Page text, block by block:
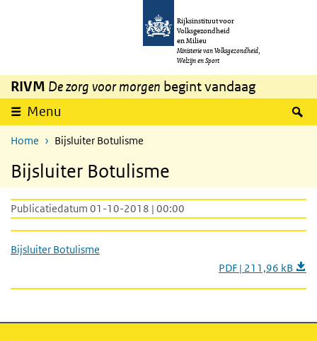
Overslaan en naar de inhoud gaan
Rijksinstituut voor
Volksgezondheid
en Milieu
Ministerie van Volksgezondheid,
Welzijn en Sport
RIVM De zorg voor morgen begint vandaag
Menu
Home Bijsluiter Botulisme
Bijsluiter Botulisme
Publicatiedatum 01-10-2018 | 00:00
Bijsluiter Botulisme
PDF | 211,96 kB